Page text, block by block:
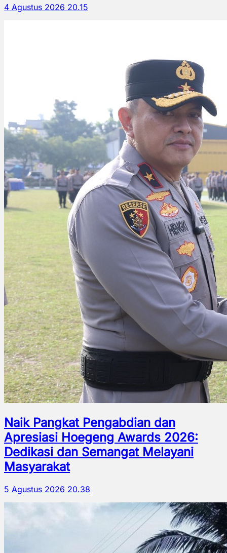
4 Agustus 2026 20.15
Naik Pangkat Pengabdian dan
Apresiasi Hoegeng Awards 2026:
Dedikasi dan Semangat Melayani
Masyarakat
5 Agustus 2026 20.38